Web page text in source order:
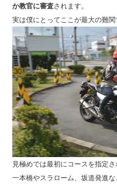
か教官に審査されます。
実は僕にとってここが最大の難関
見極めでは最初にコースを指定
一本橋やスラローム、坂道発進な